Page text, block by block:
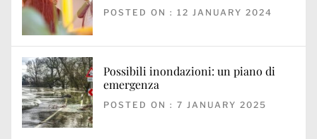
POSTED ON : 12 JANUARY 2024
Possibili inondazioni: un piano di
emergenza
POSTED ON : 7 JANUARY 2025